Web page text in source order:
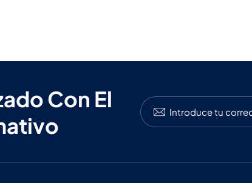
Con El